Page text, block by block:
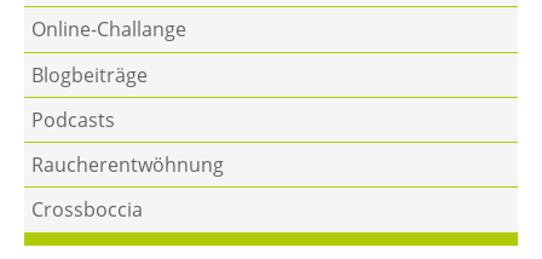
Online-Challange
Blogbeiträge
Podcasts
Raucherentwöhnung
Crossboccia